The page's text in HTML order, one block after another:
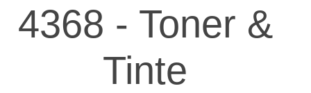
4368 - Toner &
Tinte